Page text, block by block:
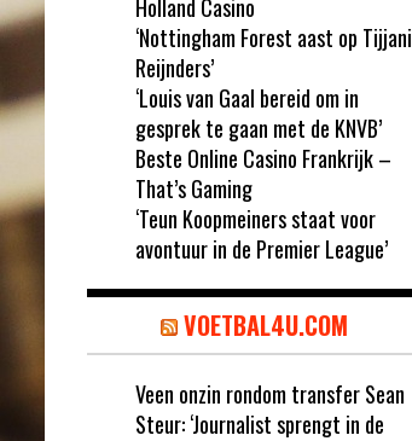
Holland Casino
‘Nottingham Forest aast op Tijjani
Reijnders’
‘Louis van Gaal bereid om in
gesprek te gaan met de KNVB’
Beste Online Casino Frankrijk –
That’s Gaming
‘Teun Koopmeiners staat voor
avontuur in de Premier League’
VOETBAL4U.COM
Veen onzin rondom transfer Sean
Steur: ‘Journalist sprengt in de